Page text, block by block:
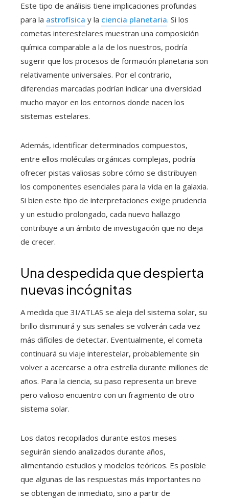
Este tipo de análisis tiene implicaciones profundas
para la astrofísica y la ciencia planetaria. Si los
cometas interestelares muestran una composición
química comparable a la de los nuestros, podría
sugerir que los procesos de formación planetaria son
relativamente universales. Por el contrario,
diferencias marcadas podrían indicar una diversidad
mucho mayor en los entornos donde nacen los
sistemas estelares.
Además, identificar determinados compuestos,
entre ellos moléculas orgánicas complejas, podría
ofrecer pistas valiosas sobre cómo se distribuyen
los componentes esenciales para la vida en la galaxia.
Si bien este tipo de interpretaciones exige prudencia
y un estudio prolongado, cada nuevo hallazgo
contribuye a un ámbito de investigación que no deja
de crecer.
Una despedida que despierta
nuevas incógnitas
A medida que 3I/ATLAS se aleja del sistema solar, su
brillo disminuirá y sus señales se volverán cada vez
más difíciles de detectar. Eventualmente, el cometa
continuará su viaje interestelar, probablemente sin
volver a acercarse a otra estrella durante millones de
años. Para la ciencia, su paso representa un breve
pero valioso encuentro con un fragmento de otro
sistema solar.
Los datos recopilados durante estos meses
seguirán siendo analizados durante años,
alimentando estudios y modelos teóricos. Es posible
que algunas de las respuestas más importantes no
se obtengan de inmediato, sino a partir de